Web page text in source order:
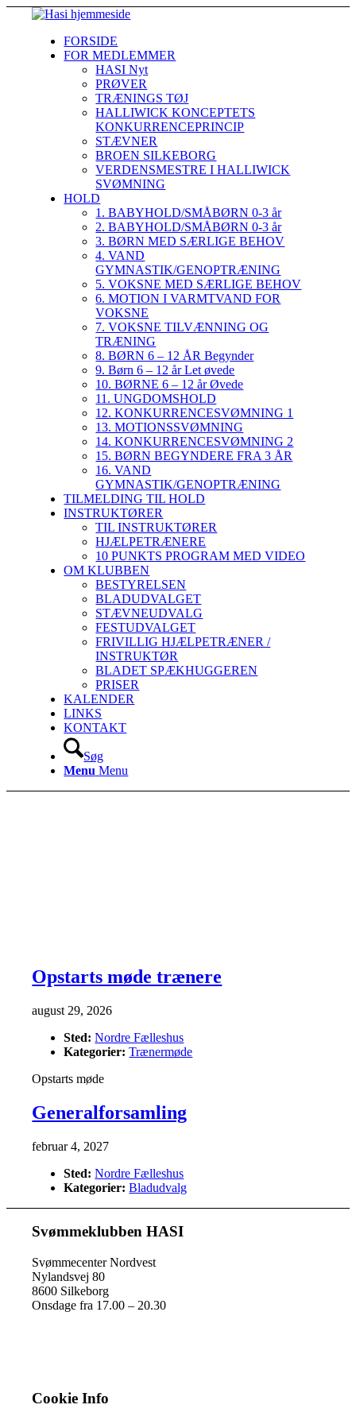
FORSIDE
FOR MEDLEMMER
HASI Nyt
PRØVER
TRÆNINGS TØJ
HALLIWICK KONCEPTETS
KONKURRENCEPRINCIP
STÆVNER
BROEN SILKEBORG
VERDENSMESTRE I HALLIWICK
SVØMNING
HOLD
1. BABYHOLD/SMÅBØRN 0-3 år
2. BABYHOLD/SMÅBØRN 0-3 år
3. BØRN MED SÆRLIGE BEHOV
4. VAND
GYMNASTIK/GENOPTRÆNING
5. VOKSNE MED SÆRLIGE BEHOV
6. MOTION I VARMTVAND FOR
VOKSNE
7. VOKSNE TILVÆNNING OG
TRÆNING
8. BØRN 6 – 12 ÅR Begynder
9. Børn 6 – 12 år Let øvede
10. BØRNE 6 – 12 år Øvede
11. UNGDOMSHOLD
12. KONKURRENCESVØMNING 1
13. MOTIONSSVØMNING
14. KONKURRENCESVØMNING 2
15. BØRN BEGYNDERE FRA 3 ÅR
16. VAND
GYMNASTIK/GENOPTRÆNING
TILMELDING TIL HOLD
INSTRUKTØRER
TIL INSTRUKTØRER
HJÆLPETRÆNERE
10 PUNKTS PROGRAM MED VIDEO
OM KLUBBEN
BESTYRELSEN
BLADUDVALGET
STÆVNEUDVALG
FESTUDVALGET
FRIVILLIG HJÆLPETRÆNER /
INSTRUKTØR
BLADET SPÆKHUGGEREN
PRISER
KALENDER
LINKS
KONTAKT
Søg
Menu Menu
Opstarts møde trænere
august 29, 2026
Sted: Nordre Fælleshus
Kategorier: Trænermøde
Opstarts møde
Generalforsamling
februar 4, 2027
Sted: Nordre Fælleshus
Kategorier: Bladudvalg
Svømmeklubben HASI
Svømmecenter Nordvest
Nylandsvej 80
8600 Silkeborg
Onsdage fra 17.00 – 20.30
Cookie Info